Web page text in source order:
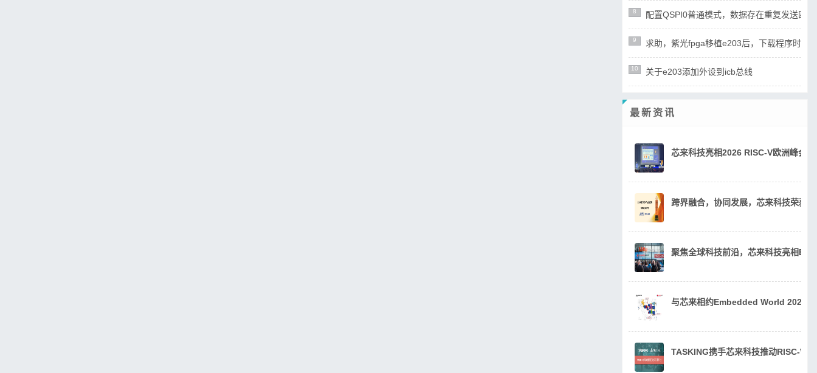
8 配置QSPI0普通模式，数据存在重复发送四
9 求助，紫光fpga移植e203后，下载程序时
10 关于e203添加外设到icb总线
最新资讯
芯来科技亮相2026 RISC-V欧洲峰会
跨界融合，协同发展，芯来科技荣获
聚焦全球科技前沿，芯来科技亮相
与芯来相约Embedded World 2026，
TASKING携手芯来科技推动RISC-V汽